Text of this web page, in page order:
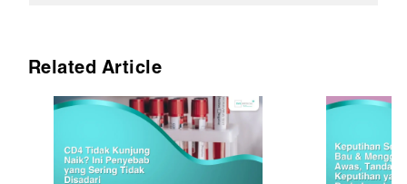
Related Article